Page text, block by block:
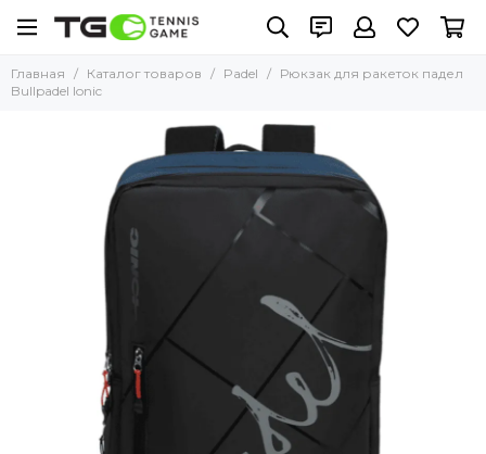
Главная Каталог товаров Padel
Рюкзак для ракеток падел
Bullpadel Ionic